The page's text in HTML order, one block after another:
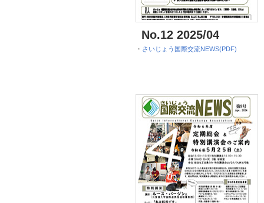
No.12 2025/04
・ さいじょう国際交流NEWS(PDF)